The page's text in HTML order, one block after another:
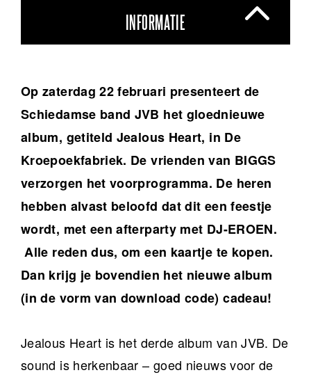
INFORMATIE
Op zaterdag 22 februari presenteert de
Schiedamse band JVB het gloednieuwe
album, getiteld Jealous Heart, in De
Kroepoekfabriek. De vrienden van BIGGS
verzorgen het voorprogramma. De heren
hebben alvast beloofd dat dit een feestje
wordt, met een afterparty met DJ-EROEN.
Alle reden dus, om een kaartje te kopen.
Dan krijg je bovendien het nieuwe album
(in de vorm van download code) cadeau!
Jealous Heart is het derde album van JVB. De
sound is herkenbaar – goed nieuws voor de